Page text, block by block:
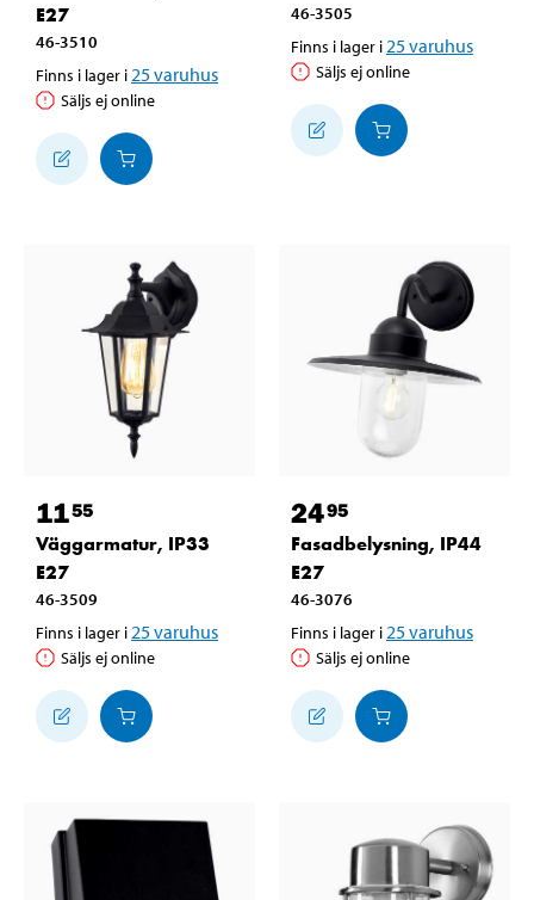
E27
46-3510
Finns i lager i 25varuhus
Säljs ej online
46-3505
Finns i lager i 25varuhus
Säljs ej online
1155
Väggarmatur, IP33
E27
46-3509
Finns i lager i 25varuhus
Säljs ej online
2495
Fasadbelysning, IP44
E27
46-3076
Finns i lager i 25varuhus
Säljs ej online